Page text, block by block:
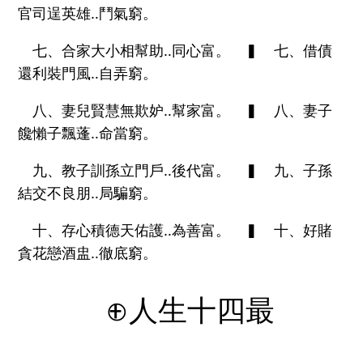
官司逞英雄‥鬥氣窮。
七、合家大小相幫助‥同心富。 ▍ 七、借債
還利裝門風‥自弄窮。
八、妻兒賢慧無欺妒‥幫家富。 ▍ 八、妻子
饞懶子飄蓬‥命當窮。
九、教子訓孫立門戶‥後代富。 ▍ 九、子孫
結交不良朋‥局騙窮。
十、存心積德天佑護‥為善富。 ▍ 十、好賭
貪花戀酒盅‥徹底窮。
⊕人生十四最